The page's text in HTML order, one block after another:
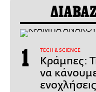
ΤECH & SCIENCE
Κράμπες:
να
ενοχλήσεις